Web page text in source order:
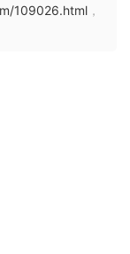
109026.html ，